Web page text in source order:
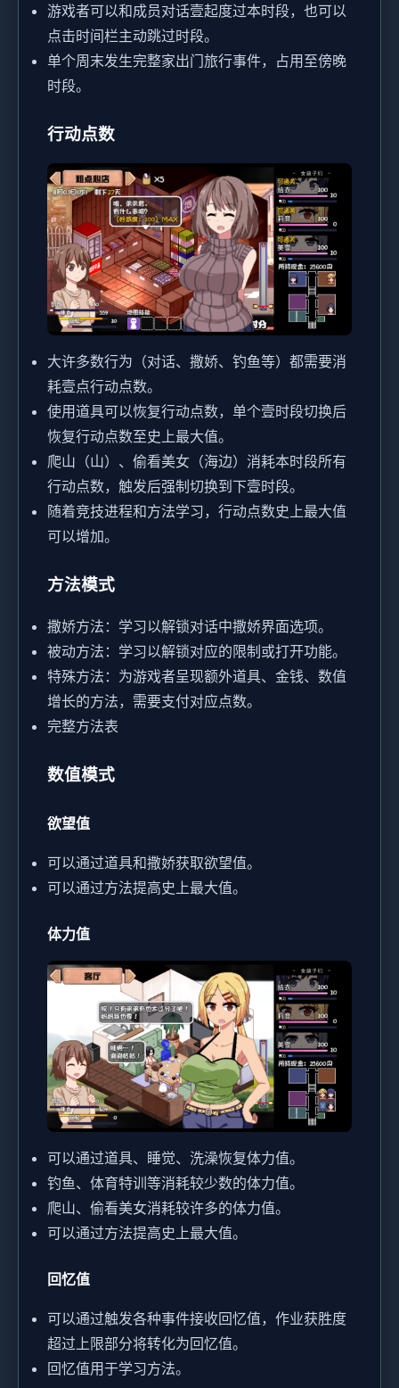
游戏者可以和成员对话壹起度过本时段，也可以
点击时间栏主动跳过时段。
单个周末发生完整家出门旅行事件，占用至傍晚
时段。
行动点数
大许多数行为（对话、撒娇、钓鱼等）都需要消
耗壹点行动点数。
使用道具可以恢复行动点数，单个壹时段切换后
恢复行动点数至史上最大值。
爬山（山）、偷看美女（海边）消耗本时段所有
行动点数，触发后强制切换到下壹时段。
随着竞技进程和方法学习，行动点数史上最大值
可以增加。
方法模式
撒娇方法：学习以解锁对话中撒娇界面选项。
被动方法：学习以解锁对应的限制或打开功能。
特殊方法：为游戏者呈现额外道具、金钱、数值
增长的方法，需要支付对应点数。
完整方法表
数值模式
欲望值
可以通过道具和撒娇获取欲望值。
可以通过方法提高史上最大值。
体力值
可以通过道具、睡觉、洗澡恢复体力值。
钓鱼、体育特训等消耗较少数的体力值。
爬山、偷看美女消耗较许多的体力值。
可以通过方法提高史上最大值。
回忆值
可以通过触发各种事件接收回忆值，作业获胜度
超过上限部分将转化为回忆值。
回忆值用于学习方法。